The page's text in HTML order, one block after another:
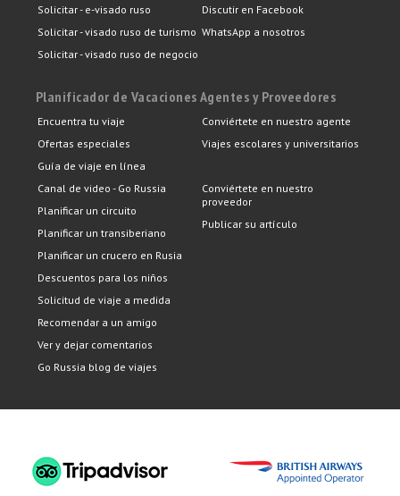
Solicitar - e-visado ruso
Solicitar - visado ruso de turismo
Solicitar - visado ruso de negocio
Discutir en Facebook
WhatsApp a nosotros
Planificador de Vacaciones
Encuentra tu viaje
Ofertas especiales
Guía de viaje en línea
Canal de video - Go Russia
Planificar un circuito
Planificar un transiberiano
Planificar un crucero en Rusia
Descuentos para los niños
Solicitud de viaje a medida
Recomendar a un amigo
Ver y dejar comentarios
Go Russia blog de viajes
Agentes y Proveedores
Conviértete en nuestro agente
Viajes escolares y universitarios
Conviértete en nuestro
proveedor
Publicar su artículo